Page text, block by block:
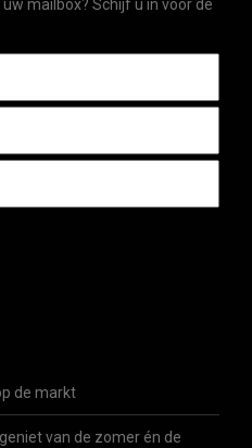
mailbox? Schijf u in voor de
de markt
van de zomer én de